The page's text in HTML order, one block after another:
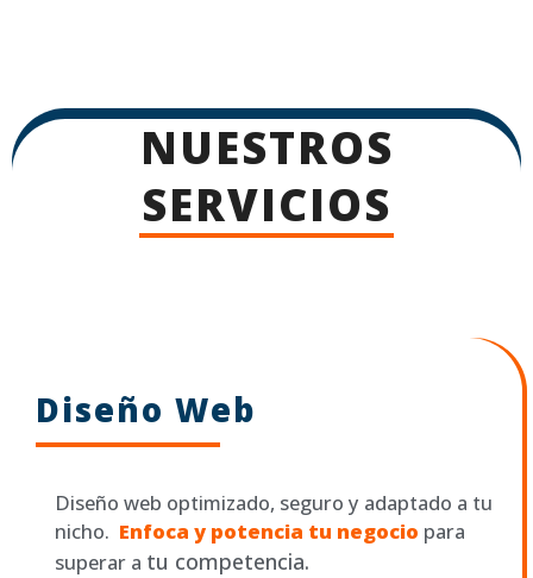
NUESTROS
SERVICIOS
Diseño Web
Diseño‌ ‌web‌ ‌optimizado,‌ ‌seguro‌ ‌y‌ ‌adaptado‌ ‌a‌ ‌tu‌
‌nicho.‌ ‌ Enfoca‌ ‌y‌ ‌potencia‌ ‌tu‌ ‌negocio ‌ ‌para‌
‌superar‌ ‌a‌ ‌ tu‌ ‌competencia.